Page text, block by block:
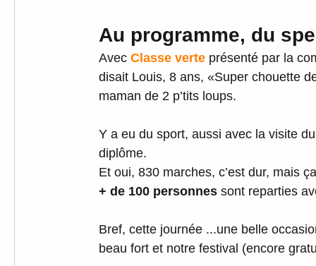
Au programme, du
Avec Classe verte présenté par la
disait Louis, 8 ans, «Super chouette
maman de 2 p’tits loups.
Y a eu du sport, aussi avec la visite
diplôme.
Et oui, 830 marches, c’est dur, mais
+ de 100 personnes sont reparties
Bref, cette journée ...une belle
beau fort et notre festival (encore